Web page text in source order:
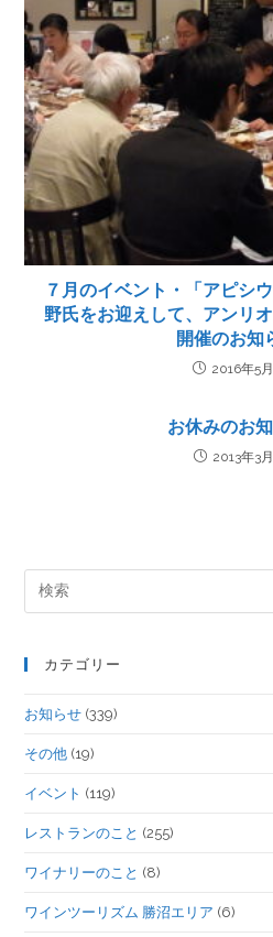
７月のイベント・「アピシ
野氏をお迎えして、アンリ
開催のお知
2016年5
お休みのお知
2013年3
カテゴリー
お知らせ (339)
その他 (19)
イベント (119)
レストランのこと (255)
ワイナリーのこと (8)
ワインツーリズム 勝沼エリア (6)